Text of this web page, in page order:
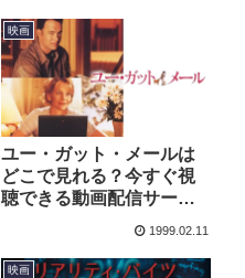
映画
ユー・ガット・メールは
どこで見れる？今すぐ視
聴できる動画配信サービ
1999.02.11
映画